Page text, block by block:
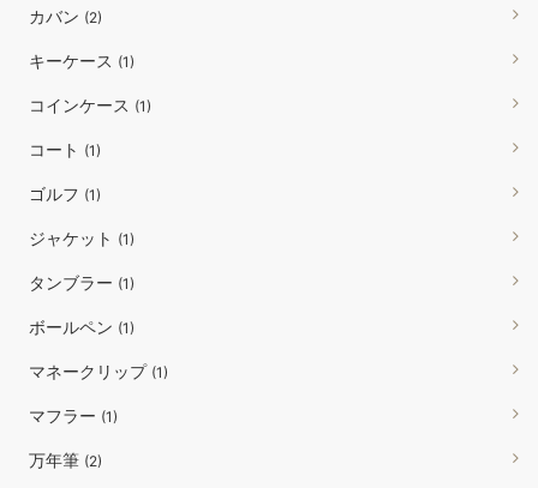
カバン (2)
キーケース (1)
コインケース (1)
コート (1)
ゴルフ (1)
ジャケット (1)
タンブラー (1)
ボールペン (1)
マネークリップ (1)
マフラー (1)
万年筆 (2)